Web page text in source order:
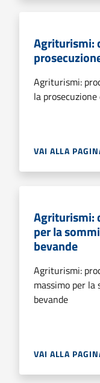
Agriturismi:
Agriturismi:
la
VAI ALLA
Agriturismi:
per la
bevande
Agriturismi:
massimo per
bevande
VAI ALLA